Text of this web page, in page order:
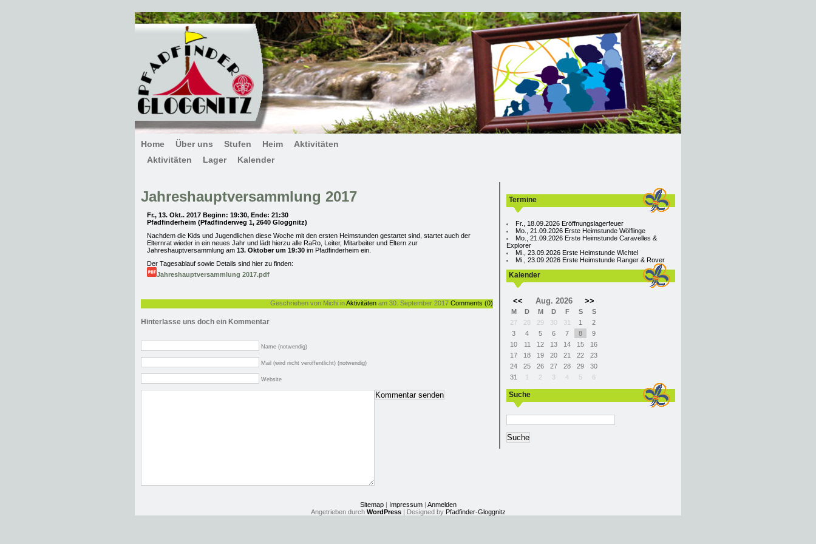
Home Über uns Stufen Heim
Aktivitäten
Aktivitäten
Lager Kalender
Jahreshauptversammlung 2017
Fr., 13. Okt.. 2017 Beginn: 19:30, Ende: 21:30
Pfadfinderheim (Pfadfinderweg 1, 2640 Gloggnitz)
Nachdem die Kids und Jugendlichen diese Woche mit den ersten Heimstunden gestartet sind, startet auch der
Elternrat wieder in ein neues Jahr und lädt hierzu alle RaRo, Leiter, Mitarbeiter und Eltern zur
Jahreshauptversammlung am 13. Oktober um 19:30 im Pfadfinderheim ein.
Der Tagesablauf sowie Details sind hier zu finden:
Jahreshauptversammlung 2017.pdf
Geschrieben von Michi inAktivitäten am 30. September 2017 Comments (0)
Hinterlasse uns doch ein Kommentar
Name (notwendig)
Mail (wird nicht veröffentlicht) (notwendig)
Website
Termine
Fr., 18.09.2026 Eröffnungslagerfeuer
Mo., 21.09.2026 Erste Heimstunde Wölflinge
Mo., 21.09.2026 Erste Heimstunde Caravelles &
Explorer
Mi., 23.09.2026 Erste Heimstunde Wichtel
Mi., 23.09.2026 Erste Heimstunde Ranger & Rover
Kalender
<< Aug. 2026 >>
M D M D F S
S
27
28 29 30 31 1
2
3
4 5 6 7 8
9
10
11 12 13 14 15
16
17
18 19 20 21 22
23
24
25 26 27 28 29
30
31
1 2 3 4 5 6
Suche
Sitemap| Impressum| Anmelden
Angetrieben durch WordPress| Designed by Pfadfinder-Gloggnitz